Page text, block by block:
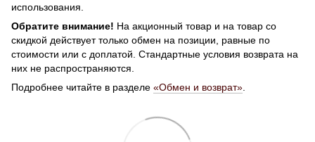
использования.
Обратите внимание! На акционный товар и на товар со
скидкой действует только обмен на позиции, равные по
стоимости или с доплатой. Стандартные условия возврата на
них не распространяются.
Подробнее читайте в разделе «Обмен и возврат»